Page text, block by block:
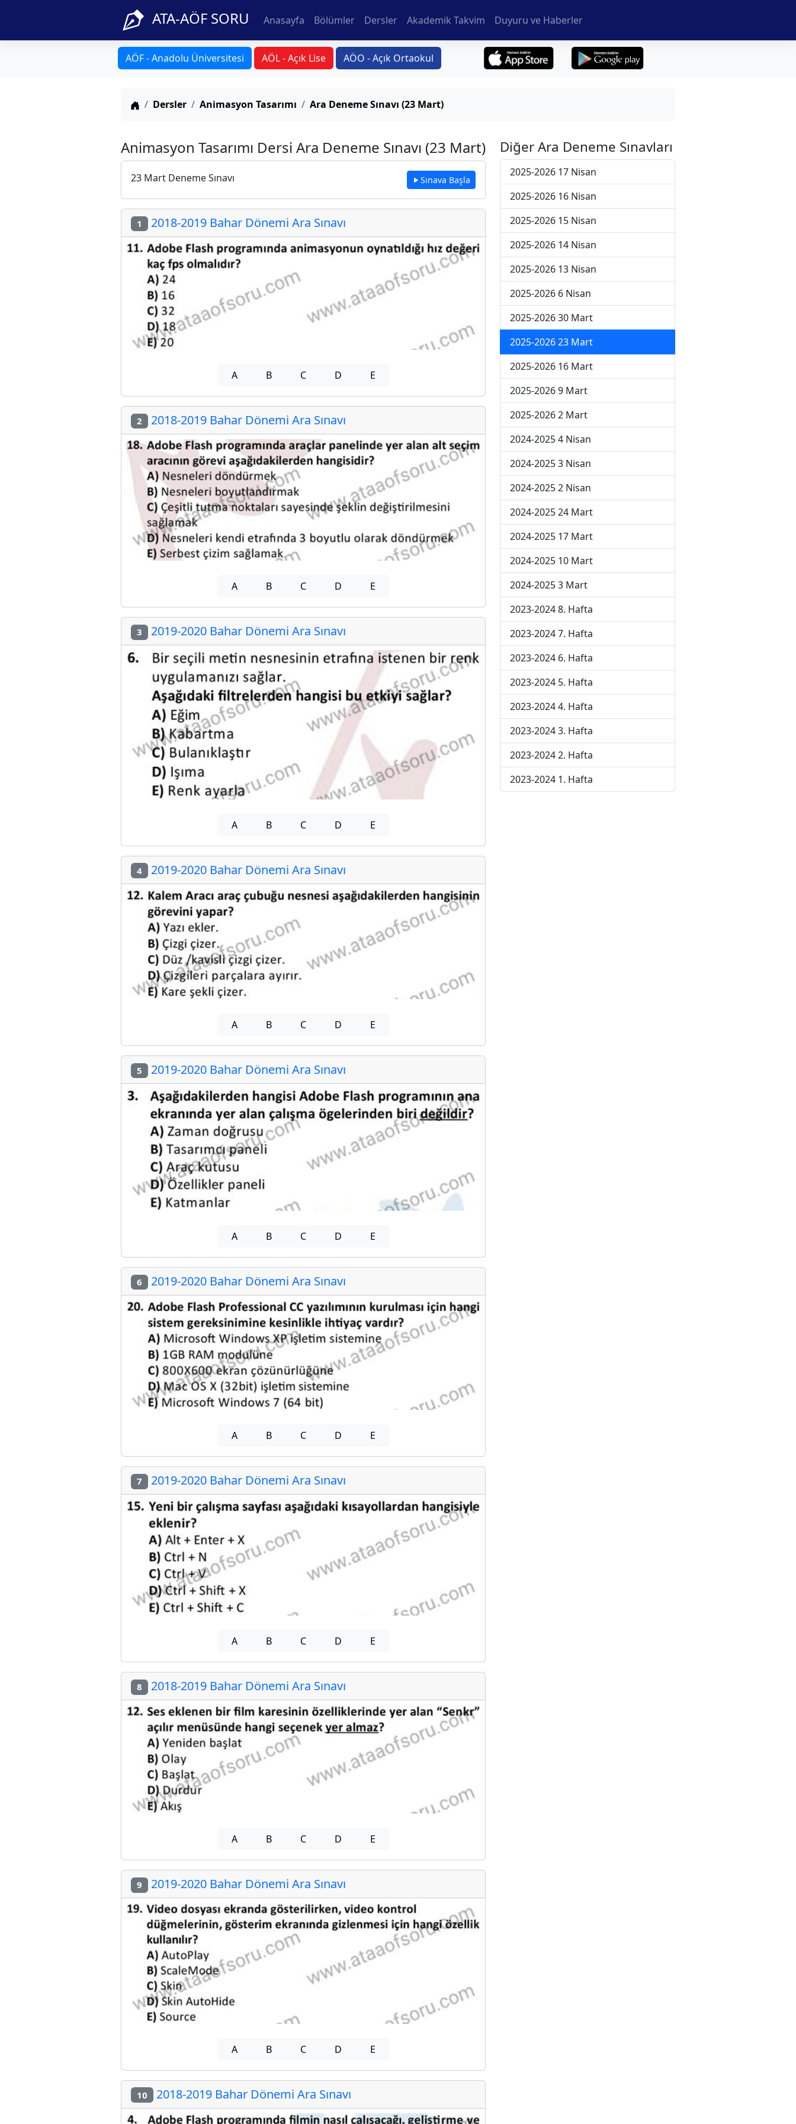
ATA-AÖF SORU Anasayfa Bölümler Dersler Akademik Takvim Duyuru ve Haberler
AÖF - Anadolu Üniversitesi AÖL - Açık Lise AÖO - Açık Ortaokul
Anasayfa
Dersler Animasyon Tasarımı Ara Deneme Sınavı (23 Mart)
Animasyon Tasarımı Dersi Ara Deneme Sınavı (23 Mart)
23 Mart Deneme Sınavı Sınava Başla
1 2018-2019 Bahar Dönemi Ara Sınavı
A B C D E
2 2018-2019 Bahar Dönemi Ara Sınavı
A B C D E
3 2019-2020 Bahar Dönemi Ara Sınavı
A B C D E
4 2019-2020 Bahar Dönemi Ara Sınavı
A B C D E
5 2019-2020 Bahar Dönemi Ara Sınavı
A B C D E
6 2019-2020 Bahar Dönemi Ara Sınavı
A B C D E
7 2019-2020 Bahar Dönemi Ara Sınavı
A B C D E
8 2018-2019 Bahar Dönemi Ara Sınavı
A B C D E
9 2019-2020 Bahar Dönemi Ara Sınavı
A B C D E
10 2018-2019 Bahar Dönemi Ara Sınavı
Diğer Ara Deneme Sınavları
2025-2026 17 Nisan
2025-2026 16 Nisan
2025-2026 15 Nisan
2025-2026 14 Nisan
2025-2026 13 Nisan
2025-2026 6 Nisan
2025-2026 30 Mart
2025-2026 23 Mart
2025-2026 16 Mart
2025-2026 9 Mart
2025-2026 2 Mart
2024-2025 4 Nisan
2024-2025 3 Nisan
2024-2025 2 Nisan
2024-2025 24 Mart
2024-2025 17 Mart
2024-2025 10 Mart
2024-2025 3 Mart
2023-2024 8. Hafta
2023-2024 7. Hafta
2023-2024 6. Hafta
2023-2024 5. Hafta
2023-2024 4. Hafta
2023-2024 3. Hafta
2023-2024 2. Hafta
2023-2024 1. Hafta